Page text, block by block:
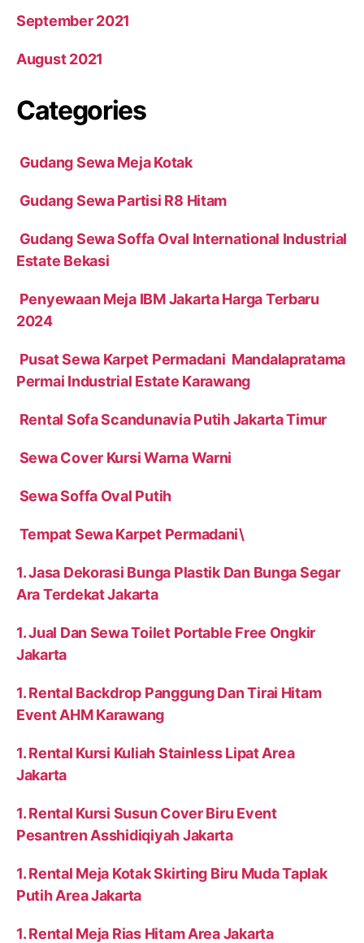
September 2021
August 2021
Categories
Gudang Sewa Meja Kotak
Gudang Sewa Partisi R8 Hitam
Gudang Sewa Soffa Oval International Industrial
Estate Bekasi
Penyewaan Meja IBM Jakarta Harga Terbaru
2024
Pusat Sewa Karpet Permadani Mandalapratama
Permai Industrial Estate Karawang
Rental Sofa Scandunavia Putih Jakarta Timur
Sewa Cover Kursi Warna Warni
Sewa Soffa Oval Putih
Tempat Sewa Karpet Permadani\
1. Jasa Dekorasi Bunga Plastik Dan Bunga Segar
Ara Terdekat Jakarta
1. Jual Dan Sewa Toilet Portable Free Ongkir
Jakarta
1. Rental Backdrop Panggung Dan Tirai Hitam
Event AHM Karawang
1. Rental Kursi Kuliah Stainless Lipat Area
Jakarta
1. Rental Kursi Susun Cover Biru Event
Pesantren Asshidiqiyah Jakarta
1. Rental Meja Kotak Skirting Biru Muda Taplak
Putih Area Jakarta
1. Rental Meja Rias Hitam Area Jakarta